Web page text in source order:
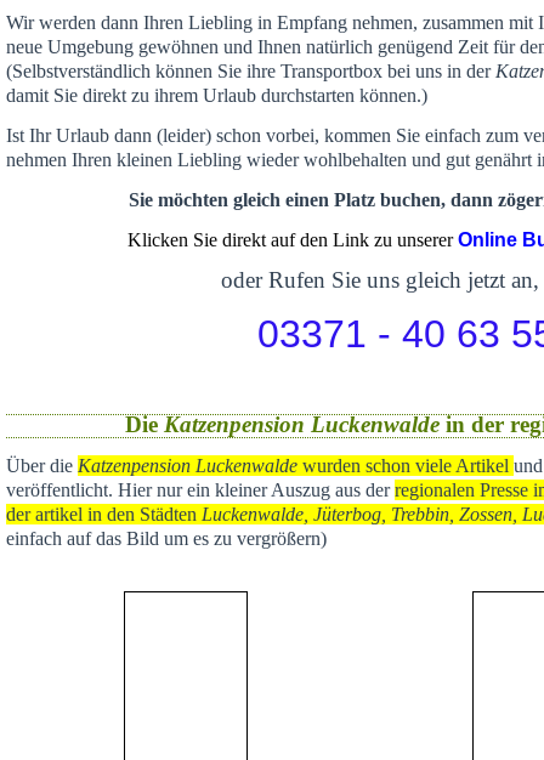
Wir werden dann Ihren Liebling in Empfang nehmen, zusammen mit
neue Umgebung gewöhnen und Ihnen natürlich genügend Zeit für
(Selbstverständlich können Sie ihre Transportbox bei uns in der
damit Sie direkt zu ihrem Urlaub durchstarten können.)
Ist Ihr Urlaub dann (leider) schon vorbei, kommen Sie einfach zum
nehmen Ihren kleinen Liebling wieder wohlbehalten und gut genährt
Sie möchten gleich einen Platz buchen, dann
Klicken Sie direkt auf den Link zu unsererOnline
oder Rufen Sie uns gleich jetzt an,
03371 - 40 63
Die Katzenpension Luckenwaldein der
Über die Katzenpension Luckenwalde wurden schon viele Artikel
veröffentlicht. Hier nur ein kleiner Auszug aus derregionalen Presse
der artikel in den Städten Luckenwalde, Jüterbog, Trebbin, Zossen,
einfach auf das Bild um es zu vergrößern)